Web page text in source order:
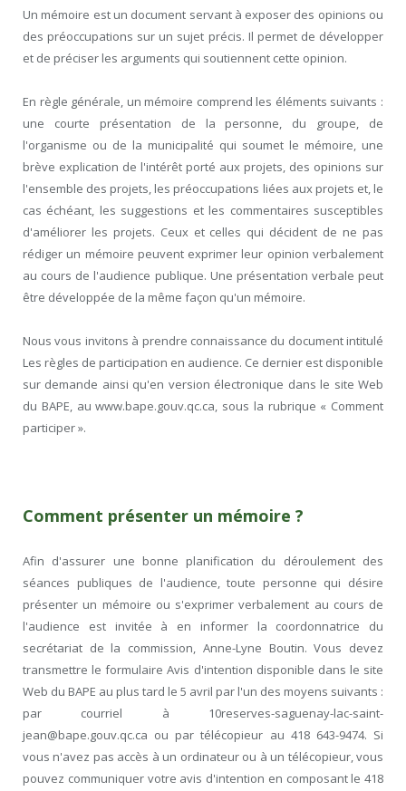
Un mémoire est un document servant à exposer des opinions ou
des préoccupations sur un sujet précis. Il permet de développer
et de préciser les arguments qui soutiennent cette opinion.
En règle générale, un mémoire comprend les éléments suivants :
une courte présentation de la personne, du groupe, de
l'organisme ou de la municipalité qui soumet le mémoire, une
brève explication de l'intérêt porté aux projets, des opinions sur
l'ensemble des projets, les préoccupations liées aux projets et, le
cas échéant, les suggestions et les commentaires susceptibles
d'améliorer les projets. Ceux et celles qui décident de ne pas
rédiger un mémoire peuvent exprimer leur opinion verbalement
au cours de l'audience publique. Une présentation verbale peut
être développée de la même façon qu'un mémoire.
Nous vous invitons à prendre connaissance du document intitulé
Les règles de participation en audience. Ce dernier est disponible
sur demande ainsi qu'en version électronique dans le site Web
du BAPE, au www.bape.gouv.qc.ca, sous la rubrique « Comment
participer ».
Comment présenter un mémoire ?
Afin d'assurer une bonne planification du déroulement des
séances publiques de l'audience, toute personne qui désire
présenter un mémoire ou s'exprimer verbalement au cours de
l'audience est invitée à en informer la coordonnatrice du
secrétariat de la commission, Anne-Lyne Boutin. Vous devez
transmettre le formulaire Avis d'intention disponible dans le site
Web du BAPE au plus tard le 5 avril par l'un des moyens suivants :
par courriel à 10reserves-saguenay-lac-saint-
jean@bape.gouv.qc.ca ou par télécopieur au 418 643-9474. Si
vous n'avez pas accès à un ordinateur ou à un télécopieur, vous
pouvez communiquer votre avis d'intention en composant le 418